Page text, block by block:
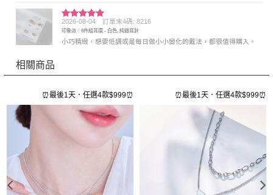
評分5 滿
分 5
2026-08-04 訂單末4碼: 8216
印象派｜6件組耳環 - 白色, 純銀耳針
小巧精緻，想要低調或是每日做小小變化的戴法，都很值得購入。
相關商品
⏰最後1天．任選4款$999⏰ ⏰最後1天．任選4款$999⏰